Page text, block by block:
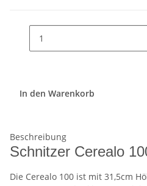
In den Warenkorb
Beschreibung
Schnitzer Cerealo
Die Cerealo 100 ist mit 31,5cm